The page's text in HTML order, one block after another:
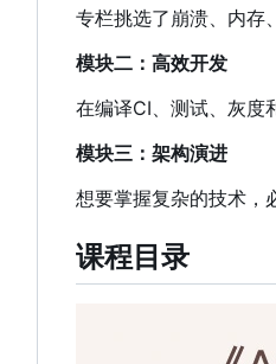
专栏挑选了崩溃、内存
模块二：高效开发
在编译CI、测试、灰度
模块三：架构演进
想要掌握复杂的技术，
课程目录